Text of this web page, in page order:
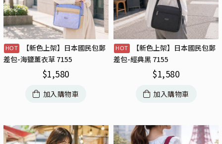
【新色上架】日本國民包郵
差包-海鹽薰衣草 7155
$1,580
加入購物車
【新色上架】日本國民包郵
差包-經典黑 7155
$1,580
加入購物車